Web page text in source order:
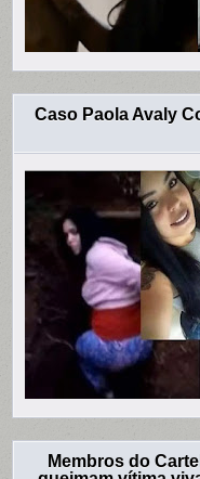
Caso Paola Avaly
Membros do